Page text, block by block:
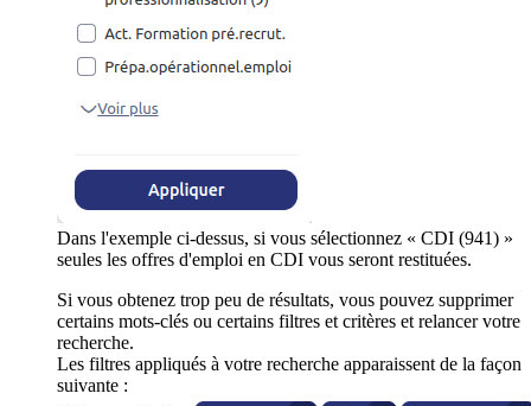
Dans l'exemple ci-dessus, si vous sélectionnez « CDI (941) »
seules les offres d'emploi en CDI vous seront restituées.
Si vous obtenez trop peu de résultats, vous pouvez supprimer
certains mots-clés ou certains filtres et critères et relancer votre
recherche.
Les filtres appliqués à votre recherche apparaissent de la façon
suivante :